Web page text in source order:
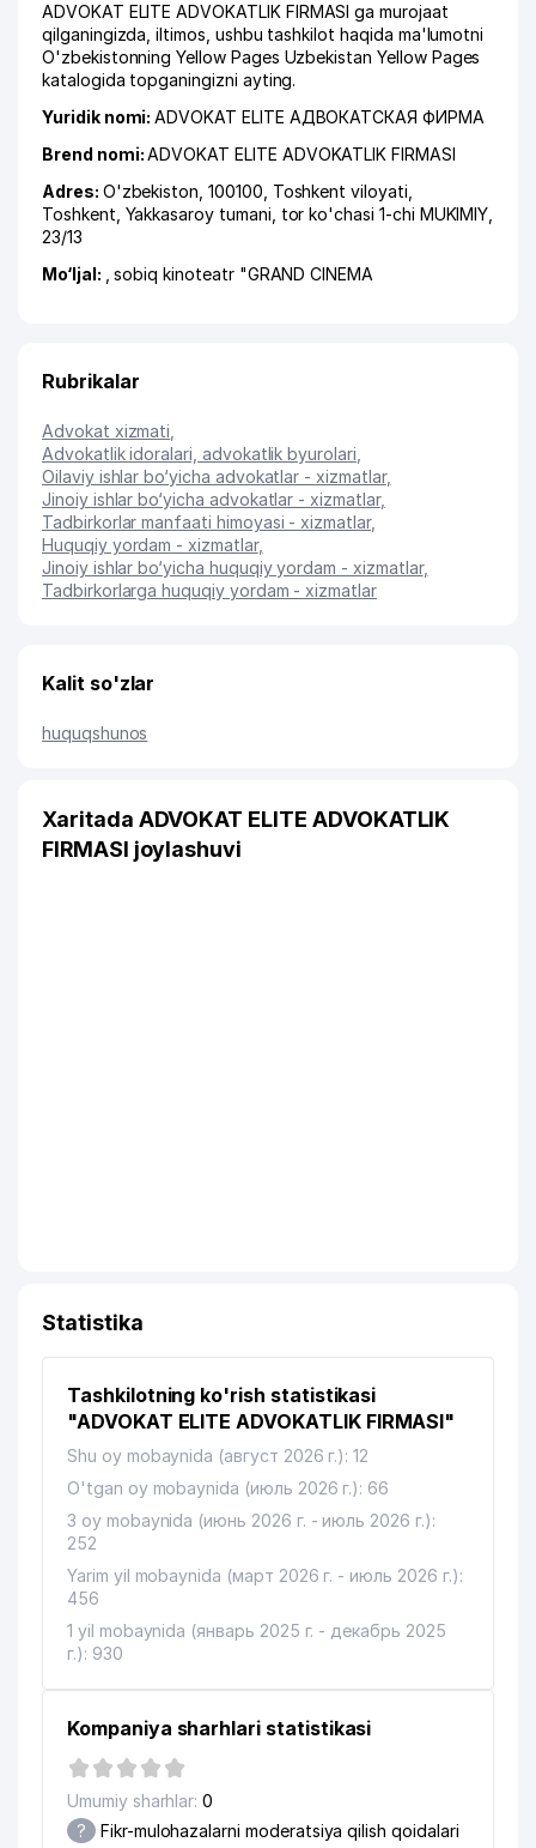
ADVOKAT ELITE ADVOKATLIK FIRMASI ga murojaat
qilganingizda, iltimos, ushbu tashkilot haqida ma'lumotni
O'zbekistonning Yellow Pages Uzbekistan Yellow Pages
katalogida topganingizni ayting.
Yuridik nomi:ADVOKAT ELITE АДВОКАТСКАЯ ФИРМА
Brend nomi:ADVOKAT ELITE ADVOKATLIK FIRMASI
Adres: O'zbekiston, 100100, Toshkent viloyati
Toshkent Yakkasaroy tumani tor ko'chasi 1-chi MUKIMIY
23/13
Mo‘ljal:
, sobiq kinoteatr "GRAND CINEMA
Rubrikalar
Advokat xizmati
Advokatlik idoralari, advokatlik byurolari
Oilaviy ishlar bo‘yicha advokatlar - xizmatlar,
Jinoiy ishlar bo‘yicha advokatlar - xizmatlar,
Tadbirkorlar manfaati himoyasi - xizmatlar,
Huquqiy yordam - xizmatlar,
Jinoiy ishlar bo‘yicha huquqiy yordam - xizmatlar,
Tadbirkorlarga huquqiy yordam - xizmatlar
Kalit so'zlar
huquqshunos
Xaritada ADVOKAT ELITE ADVOKATLIK
FIRMASI joylashuvi
Statistika
Tashkilotning ko'rish statistikasi
"ADVOKAT ELITE ADVOKATLIK FIRMASI"
Shu oy mobaynida (август 2026 г.): 12
O'tgan oy mobaynida (июль 2026 г.): 66
3 oy mobaynida (июнь 2026 г. - июль 2026 г.):
252
Yarim yil mobaynida (март 2026 г. - июль 2026 г.):
456
1 yil mobaynida (январь 2025 г. - декабрь 2025
г.): 930
Kompaniya sharhlari statistikasi
Umumiy sharhlar: 0
? Fikr-mulohazalarni moderatsiya qilish qoidalari